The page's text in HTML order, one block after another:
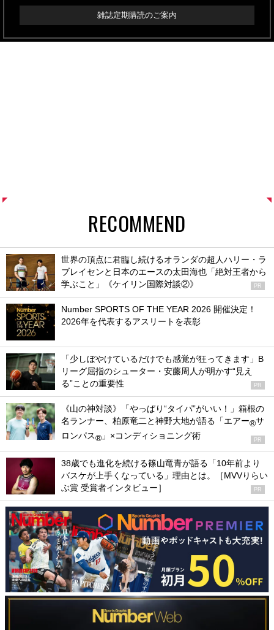
雑誌定期購読のご案内
RECOMMEND
世界の頂点に君臨し続けるオランダの超人ハリー・ラ
ブレイセンと日本のエースの太田海也「絶対王者から
学ぶこと」《ケイリン国際対談②》
PR
Number SPORTS OF THE YEAR 2026 開催決定！
2026年を代表するアスリートを表彰
「少しぼやけているだけでも感覚が狂ってきます」B
リーグ屈指のシューター・安藤周人が明かす“見え
る”ことの重要性
PR
《山の神対談》「やっぱり“タイパ”がいい！」箱根の
名ランナー、柏原竜二と神野大地が語る「エアー®サ
ロンパス® 」×コンディショニング術 PR
38歳でも進化を続ける篠山竜青が語る「10年前より
バスケが上手くなっている」理由とは。［MVVりらい
ぶ賞 受賞者インタビュー］
PR